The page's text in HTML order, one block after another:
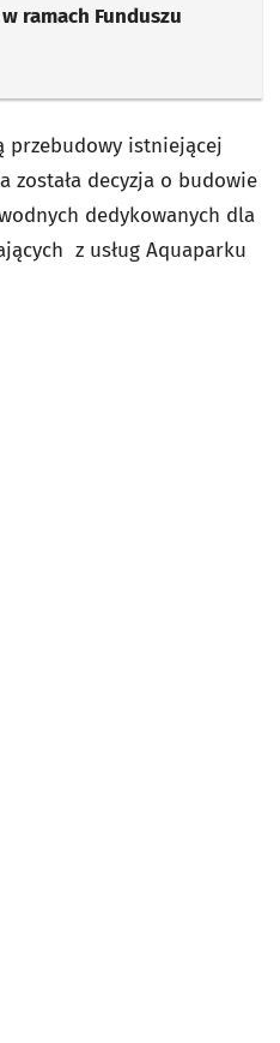
ramach Funduszu
przebudowy istniejącej
została decyzja o budowie
dedykowanych dla
z usług Aquaparku